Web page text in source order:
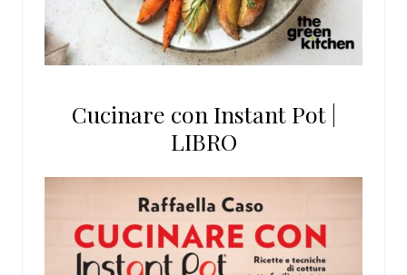
Cucinare con Instant Pot |
LIBRO